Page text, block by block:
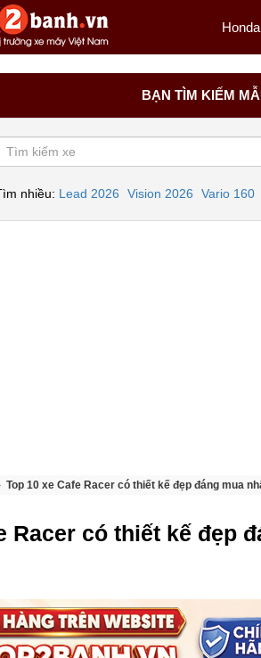
Honda
BẠN TÌM KIẾM
nhiều: Lead 2026 Vision 2026 Vario 160
Top 10 xe Cafe Racer có thiết kế đẹp đáng mua
Racer có thiết kế đẹp